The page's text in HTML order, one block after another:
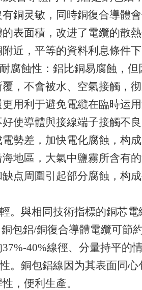
銅灵敏，同時銅復合導體
表面積，改进了電纜的散
近，平等的資料利息條件
腐蝕性：鋁比銅易腐蝕，
，不會被水、空氣接觸，
用利于避免電纜在臨時运
使導體與接線端子接觸不
勢差，加快電化腐蝕，构
地區，大氣中鹽霧所含有
点周圍引起部分腐蝕，构
。與相同技術指標的銅芯
包鋁/銅復合導體電纜可節
40%線徑、分量持平的
。銅包鋁線因为其表面同
，便利生產。